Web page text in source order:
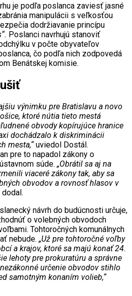
je podľa poslanca zaviesť jasné
manipulácii s veľkosťou
dodržiavanie princípu
Poslanci navrhujú stanoviť
v počte obyvateľov
čo podľa nich zodpovedá
Benátskej komisie.
výnimku pre Bratislavu a novo
ktoré nútia tieto mestá
obvody kopírujúce hranice
dochádzalo k diskriminácii
mesta,“ uviedol Dostál.
pre to napadol zákony o
súde. „Obrátil sa aj na
viaceré zákony tak, aby sa
obvodov a rovnosť hlasov v
dodal.
návrh do budúcnosti určuje,
o volebných obvodoch
Tohtoročných komunálnych
nebude. „Už pre tohtoročné voľby
a krajov, ktoré sa majú konať 24.
lehoty pre prokuratúru a správne
určenie obvodov stihlo
samotným konaním volieb,“